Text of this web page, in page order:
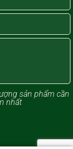
sản phẩm cần
nhất